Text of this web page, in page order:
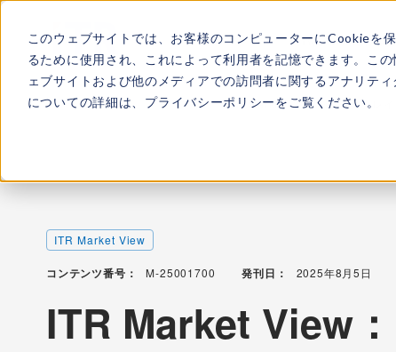
このウェブサイトでは、お客様のコンピューターにCookieを
るために使用され、これによって利用者を記憶できます。こ
ェブサイトおよび他のメディアでの訪問者に関するアナリテ
についての詳細は、 プライバシーポリシーをご覧ください。
ITRについて所属
TOP レポート・ライブラリ ITR Market View：ワークプレイ
ITR Market View
コンテンツ番号： M-25001700 発刊日： 2025年8月5日
ITR Market View